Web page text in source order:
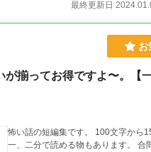
最終更新日
お
が揃ってお得ですよ〜。【
怖い話の短編集です。 100文字から
一、二分で読める物もあります。 合